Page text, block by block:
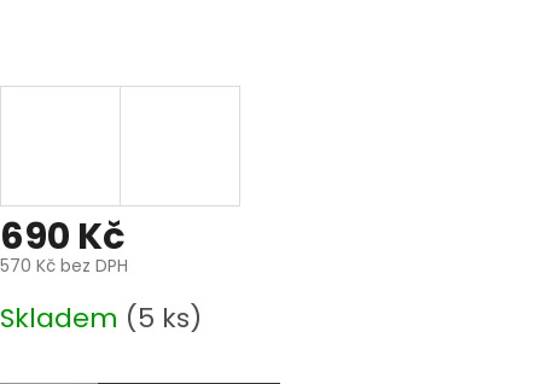
690 Kč
570 Kč bez DPH
cena:
Skladem (5 ks)